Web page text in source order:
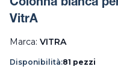
Colonna bianca
VitrA
Marca: VITRA
Disponibilità:81 pezzi